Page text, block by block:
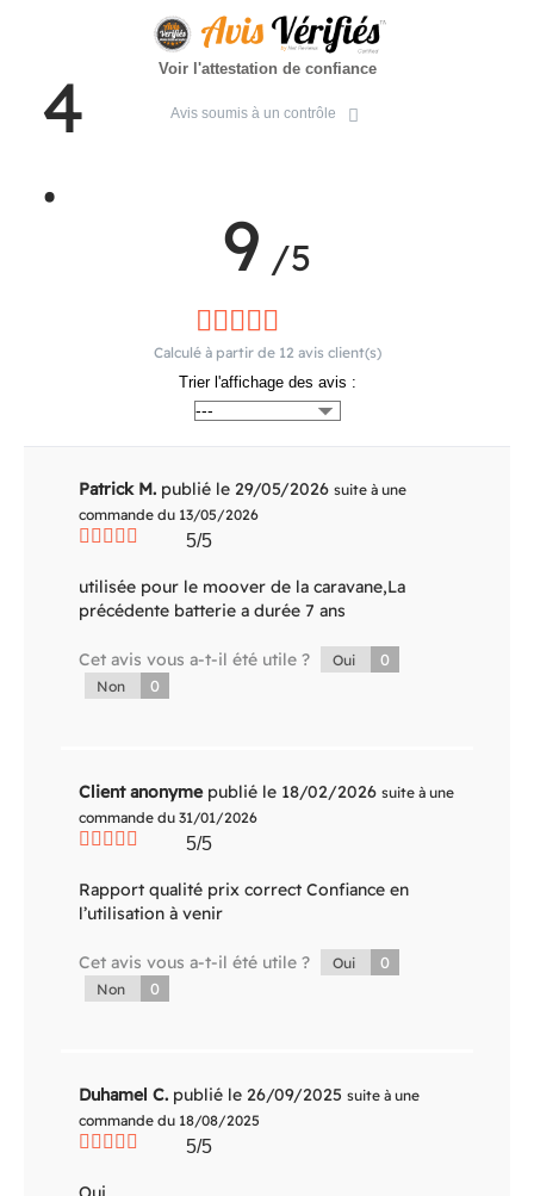
Voir l'attestation de confiance
Avis soumis à un contrôle
4
.
9 /5
Calculé à partir de 12 avis client(s)
Trier l'affichage des avis :
Patrick M. publié le 29/05/2026 suite à une
commande du 13/05/2026
5/5
utilisée pour le moover de la caravane,La
précédente batterie a durée 7 ans
Cet avis vous a-t-il été utile ? Oui 0
Non 0
Client anonyme publié le 18/02/2026 suite à une
commande du 31/01/2026
5/5
Rapport qualité prix correct Confiance en
l’utilisation à venir
Cet avis vous a-t-il été utile ? Oui 0
Non 0
Duhamel C. publié le 26/09/2025 suite à une
commande du 18/08/2025
5/5